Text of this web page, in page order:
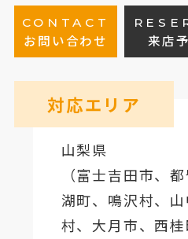
CONTACT
お問い合わせ 来店
対応エリア
山梨県
（富士吉田市、
湖町、鳴沢村、
村、 大月市、西桂